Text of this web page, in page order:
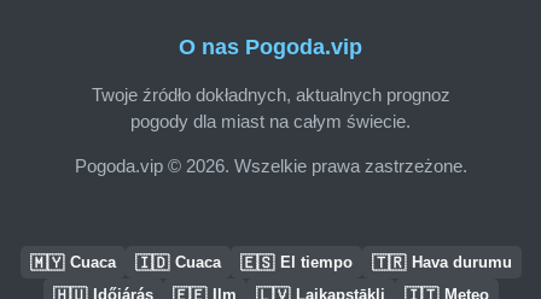
O nas Pogoda.vip
Twoje źródło dokładnych, aktualnych prognoz
pogody dla miast na całym świecie.
Pogoda.vip © 2026. Wszelkie prawa zastrzeżone.
🇲🇾 Cuaca 🇮🇩 Cuaca 🇪🇸 El tiempo 🇹🇷 Hava durumu
🇭🇺 Időjárás 🇪🇪 Ilm 🇱🇻 Laikapstākļi 🇮🇹 Meteo